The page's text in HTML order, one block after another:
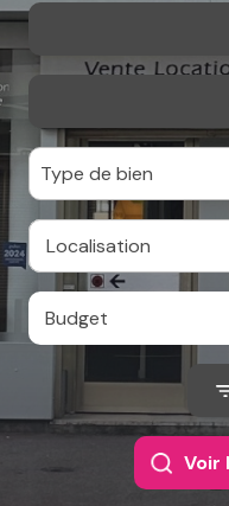
De l'immo pro
De l'immo pro
Type de bien
Budget
Voir